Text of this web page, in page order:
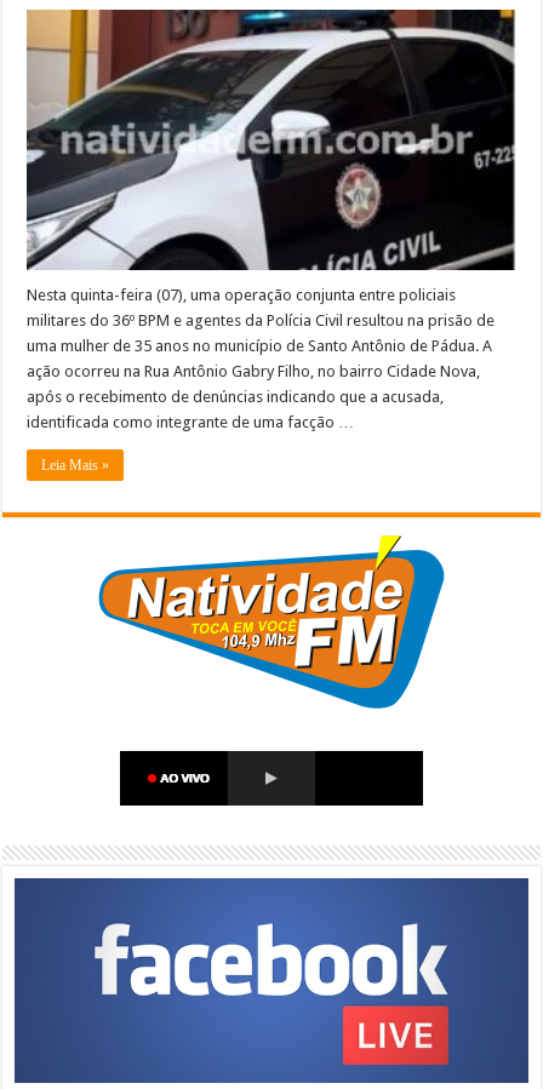
como
integrante
de
é
furto
de
água
em
Santo
Antônio
de
Pádua
Nesta quinta-feira (07), uma operação conjunta entre policiais
militares do 36º BPM e agentes da Polícia Civil resultou na prisão de
uma mulher de 35 anos no município de Santo Antônio de Pádua. A
ação ocorreu na Rua Antônio Gabry Filho, no bairro Cidade Nova,
após o recebimento de denúncias indicando que a acusada,
identificada como integrante de uma facção …
Leia Mais »